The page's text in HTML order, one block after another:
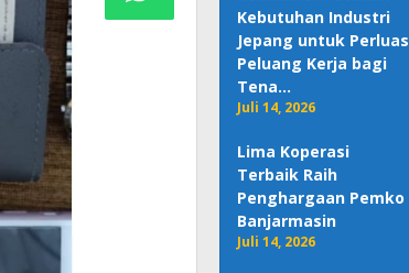
Kebutuhan Industri
Jepang untuk Perluas
Peluang Kerja bagi
Tena…
Juli 14, 2026
Lima Koperasi
Terbaik Raih
Penghargaan Pemko
Banjarmasin
Juli 14, 2026